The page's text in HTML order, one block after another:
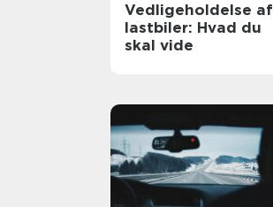
Vedligeholdelse af
lastbiler: Hvad du
skal vide